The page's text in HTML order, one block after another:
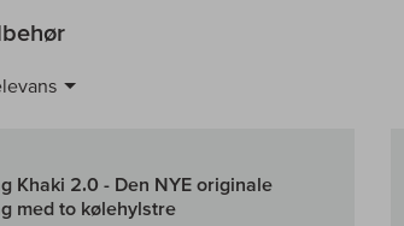
Khaki 2.0 - Den NYE originale
med to kølehylstre